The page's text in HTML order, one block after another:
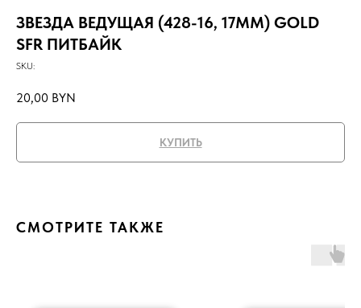
ЗВЕЗДА ВЕДУЩАЯ (428-16, 17ММ) GOLD
SFR ПИТБАЙК
SKU:
20,00 BYN
КУПИТЬ
СМОТРИТЕ ТАКЖЕ